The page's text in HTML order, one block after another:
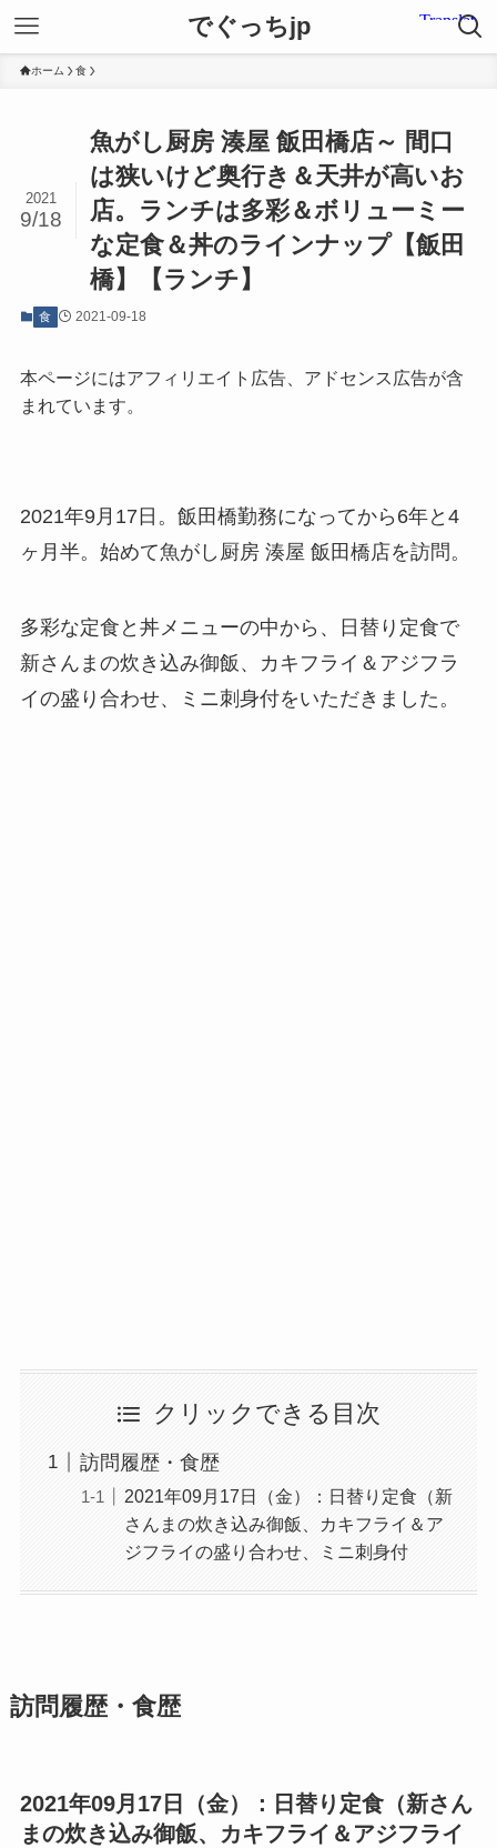
でぐっちjp
ホーム 食
魚がし厨房 湊屋 飯田橋店～ 間口
は狭いけど奥行き＆天井が高いお
店。ランチは多彩＆ボリューミー
な定食＆丼のラインナップ【飯田
橋】【ランチ】
2021
9/18
食 2021-09-18
本ページにはアフィリエイト広告、アドセンス広告が含
まれています。
2021年9月17日。飯田橋勤務になってから6年と4
ヶ月半。始めて魚がし厨房 湊屋 飯田橋店を訪問。
多彩な定食と丼メニューの中から、日替り定食で
新さんまの炊き込み御飯、カキフライ＆アジフラ
イの盛り合わせ、ミニ刺身付をいただきました。
クリックできる目次
訪問履歴・食歴
2021年09月17日（金）：日替り定食（新
さんまの炊き込み御飯、カキフライ＆ア
ジフライの盛り合わせ、ミニ刺身付
訪問履歴・食歴
2021年09月17日（金）：日替り定食（新さん
まの炊き込み御飯、カキフライ＆アジフライ